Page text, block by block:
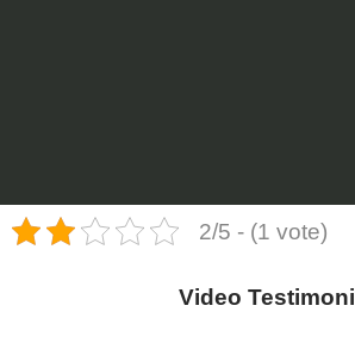
2/5 - (1 vote)
Video Testimoni